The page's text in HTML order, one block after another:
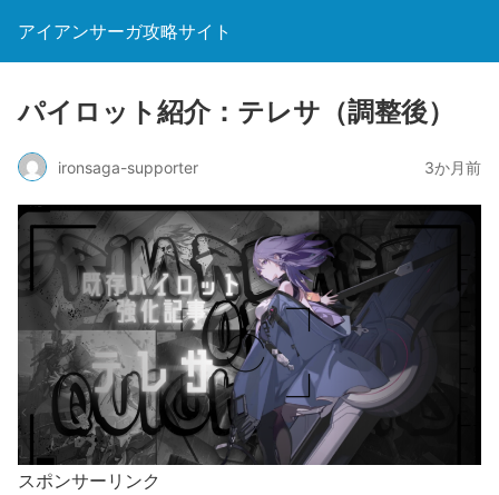
アイアンサーガ攻略サイト
パイロット紹介：テレサ（調整後）
ironsaga-supporter 3か月前
スポンサーリンク